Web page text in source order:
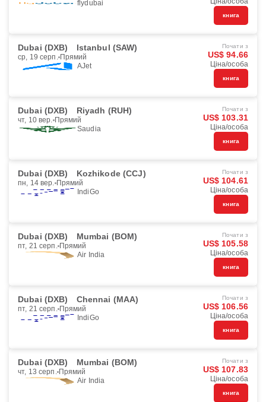
flydubai
книга
Dubai (DXB) Istanbul (SAW)
ср, 19 серп. Прямий
AJet
Почати з
US$ 94.66
Ціна/особа
книга
Dubai (DXB) Riyadh (RUH)
чт, 10 вер. Прямий
Saudia
Почати з
US$ 103.31
Ціна/особа
книга
Dubai (DXB) Kozhikode (CCJ)
пн, 14 вер. Прямий
IndiGo
Почати з
US$ 104.61
Ціна/особа
книга
Dubai (DXB) Mumbai (BOM)
пт, 21 серп. Прямий
Air India
Почати з
US$ 105.58
Ціна/особа
книга
Dubai (DXB) Chennai (MAA)
пт, 21 серп. Прямий
IndiGo
Почати з
US$ 106.56
Ціна/особа
книга
Dubai (DXB) Mumbai (BOM)
чт, 13 серп. Прямий
Air India
Почати з
US$ 107.83
Ціна/особа
книга